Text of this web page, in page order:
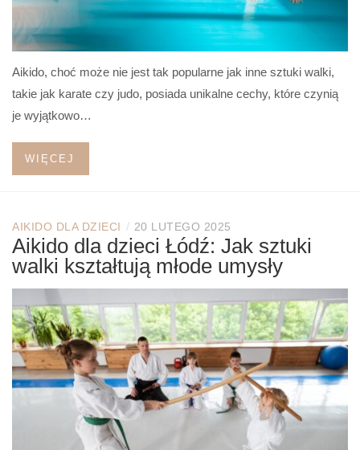
Aikido, choć może nie jest tak popularne jak inne sztuki walki,
takie jak karate czy judo, posiada unikalne cechy, które czynią
je wyjątkowo…
WIĘCEJ
AIKIDO DLA DZIECI / 20 LUTEGO 2025
Aikido dla dzieci Łódź: Jak sztuki
walki kształtują młode umysły